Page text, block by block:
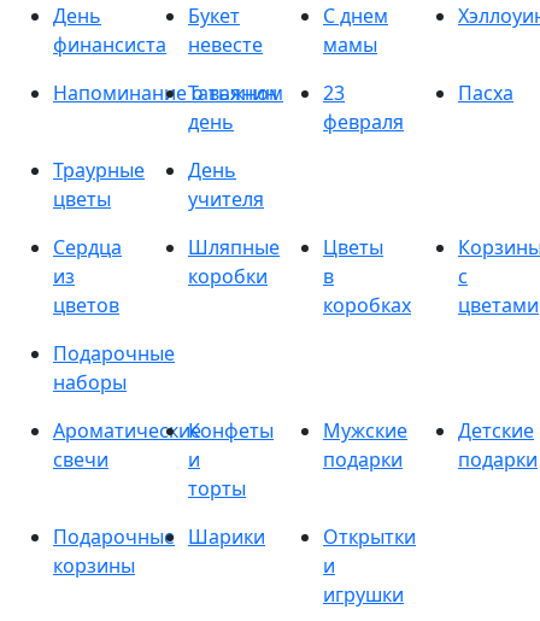
День
финансиста
Букет
невесте
С днем
мамы
Напоминание о важном
Татьянин
день
23
февраля
Пасха
Траурные
цветы
День
учителя
Сердца
из
цветов
Шляпные
коробки
Цветы
в
коробках
с
цветами
Подарочные
наборы
Ароматические
свечи
Конфеты
и
торты
Мужские
подарки
Детские
подарки
Подарочные
корзины
Шарики
Открытки
и
игрушки